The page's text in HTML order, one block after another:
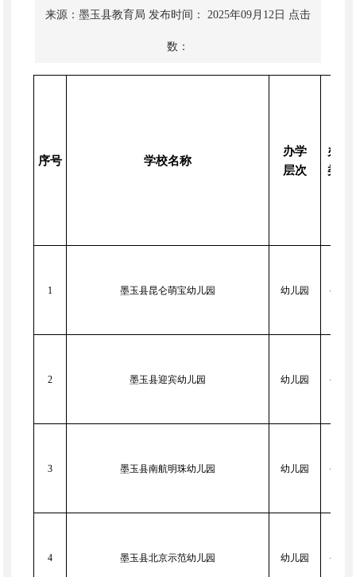
来源：墨玉县教育局 发布时间： 2025年09月12日 点击
数：
序号 学校名称
办学
层次
办学
类型
1 墨玉县昆仑萌宝幼儿园 幼儿园 公办
2 墨玉县迎宾幼儿园 幼儿园 公办
3 墨玉县南航明珠幼儿园 幼儿园 公办
4 墨玉县北京示范幼儿园 幼儿园 公办